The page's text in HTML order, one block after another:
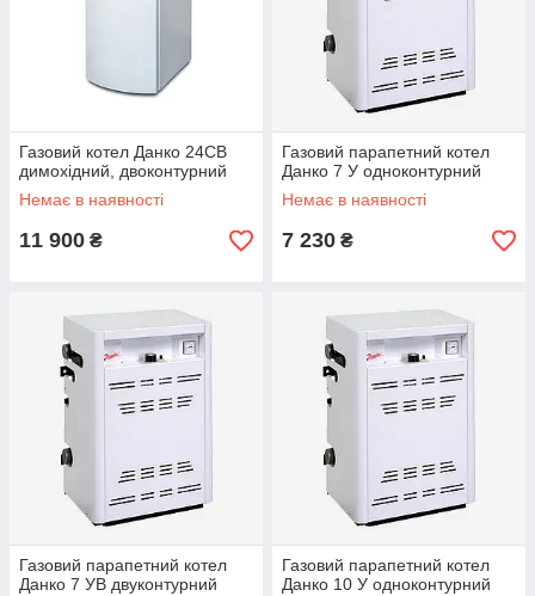
Газовий котел Данко 24СВ
димохідний, двоконтурний
Немає в наявності
11 900 ₴
Газовий парапетний котел
Данко 7 У одноконтурний
Немає в наявності
7 230 ₴
Газовий парапетний котел
Данко 7 УВ двуконтурний
Газовий парапетний котел
Данко 10 У одноконтурний